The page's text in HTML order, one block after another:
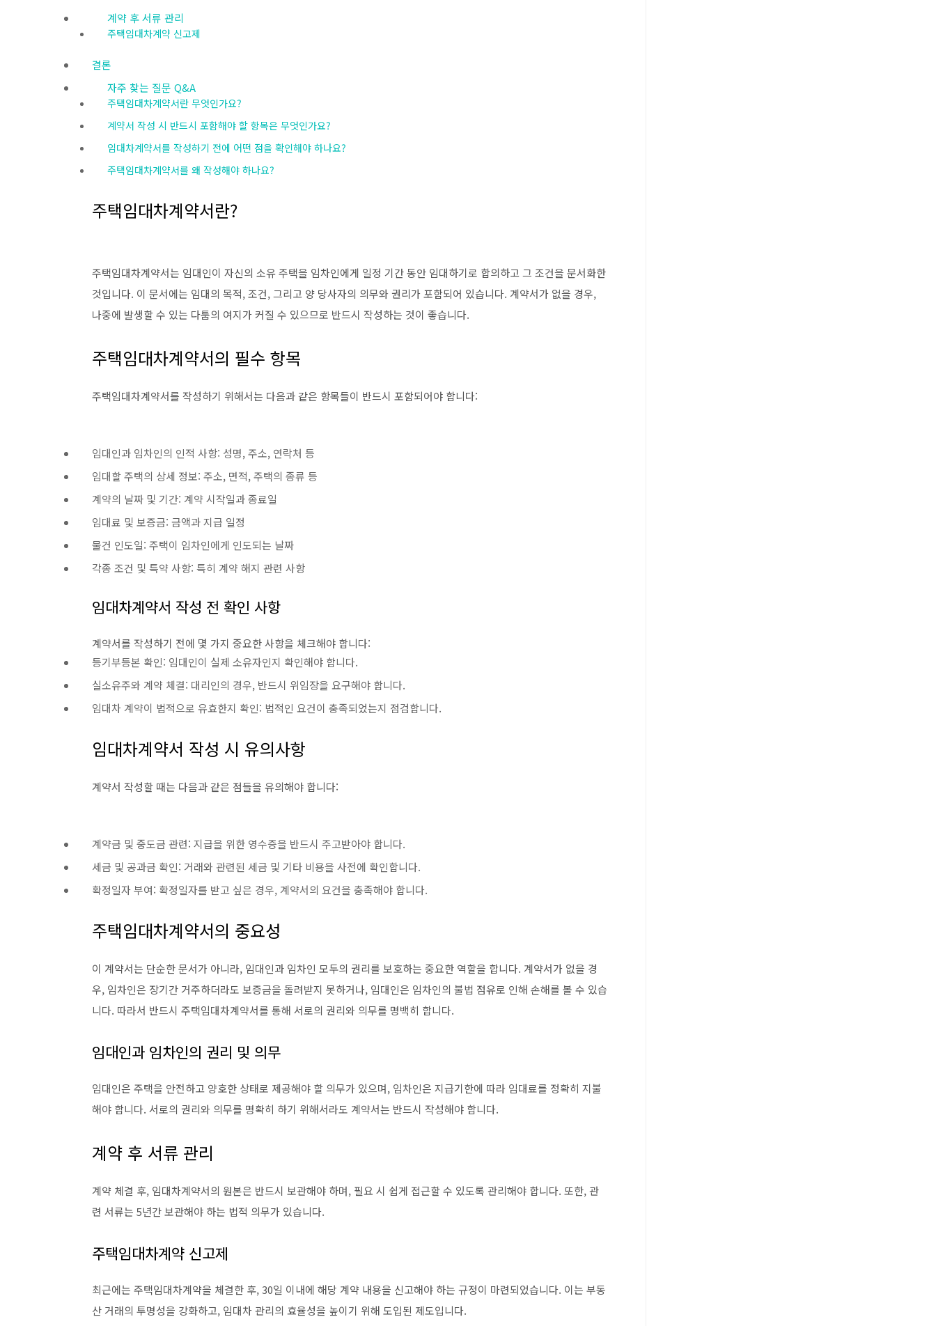
계약 후 서류 관리
주택임대차계약 신고제
결론
자주 찾는 질문 Q&A
주택임대차계약서란 무엇인가요?
계약서 작성 시 반드시 포함해야 할 항목은 무엇인가요?
임대차계약서를 작성하기 전에 어떤 점을 확인해야 하나요?
주택임대차계약서를 왜 작성해야 하나요?
주택임대차계약서란?
주택임대차계약서는 임대인이 자신의 소유 주택을 임차인에게 일정 기간 동안 임대하기로 합의하고 그 조건을 문서화한
것입니다. 이 문서에는 임대의 목적, 조건, 그리고 양 당사자의 의무와 권리가 포함되어 있습니다. 계약서가 없을 경우,
나중에 발생할 수 있는 다툼의 여지가 커질 수 있으므로 반드시 작성하는 것이 좋습니다.
주택임대차계약서의 필수 항목
주택임대차계약서를 작성하기 위해서는 다음과 같은 항목들이 반드시 포함되어야 합니다:
임대인과 임차인의 인적 사항: 성명, 주소, 연락처 등
임대할 주택의 상세 정보: 주소, 면적, 주택의 종류 등
계약의 날짜 및 기간: 계약 시작일과 종료일
임대료 및 보증금: 금액과 지급 일정
물건 인도일: 주택이 임차인에게 인도되는 날짜
각종 조건 및 특약 사항: 특히 계약 해지 관련 사항
임대차계약서 작성 전 확인 사항
계약서를 작성하기 전에 몇 가지 중요한 사항을 체크해야 합니다:
등기부등본 확인: 임대인이 실제 소유자인지 확인해야 합니다.
실소유주와 계약 체결: 대리인의 경우, 반드시 위임장을 요구해야 합니다.
임대차 계약이 법적으로 유효한지 확인: 법적인 요건이 충족되었는지 점검합니다.
임대차계약서 작성 시 유의사항
계약서 작성할 때는 다음과 같은 점들을 유의해야 합니다:
계약금 및 중도금 관련: 지급을 위한 영수증을 반드시 주고받아야 합니다.
세금 및 공과금 확인: 거래와 관련된 세금 및 기타 비용을 사전에 확인합니다.
확정일자 부여: 확정일자를 받고 싶은 경우, 계약서의 요건을 충족해야 합니다.
주택임대차계약서의 중요성
이 계약서는 단순한 문서가 아니라, 임대인과 임차인 모두의 권리를 보호하는 중요한 역할을 합니다. 계약서가 없을 경
우, 임차인은 장기간 거주하더라도 보증금을 돌려받지 못하거나, 임대인은 임차인의 불법 점유로 인해 손해를 볼 수 있습
니다. 따라서 반드시 주택임대차계약서를 통해 서로의 권리와 의무를 명백히 합니다.
임대인과 임차인의 권리 및 의무
임대인은 주택을 안전하고 양호한 상태로 제공해야 할 의무가 있으며, 임차인은 지급기한에 따라 임대료를 정확히 지불
해야 합니다. 서로의 권리와 의무를 명확히 하기 위해서라도 계약서는 반드시 작성해야 합니다.
계약 후 서류 관리
계약 체결 후, 임대차계약서의 원본은 반드시 보관해야 하며, 필요 시 쉽게 접근할 수 있도록 관리해야 합니다. 또한, 관
련 서류는 5년간 보관해야 하는 법적 의무가 있습니다.
주택임대차계약 신고제
최근에는 주택임대차계약을 체결한 후, 30일 이내에 해당 계약 내용을 신고해야 하는 규정이 마련되었습니다. 이는 부동
산 거래의 투명성을 강화하고, 임대차 관리의 효율성을 높이기 위해 도입된 제도입니다.